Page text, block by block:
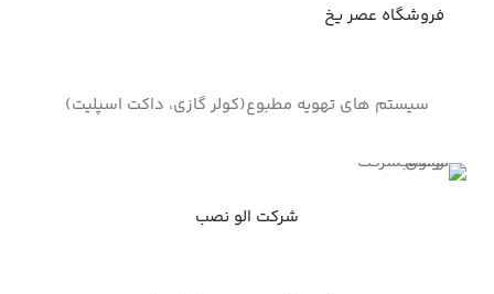
فروشگاه عصر یخ
سیستم های تهویه مطبوع(کولر گازی، داکت اسپلیت)
شرکت الو نصب